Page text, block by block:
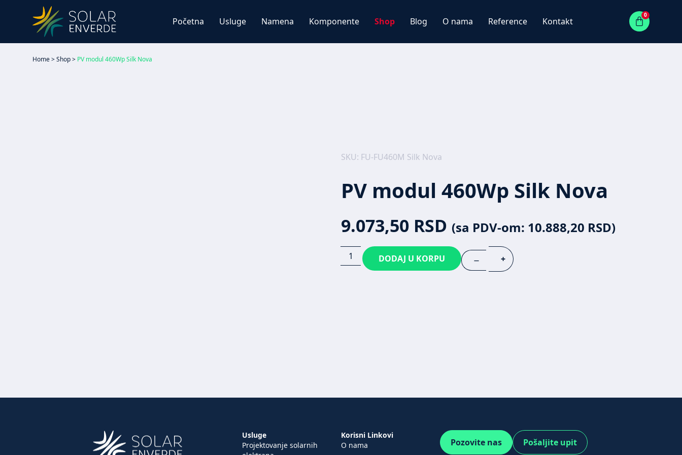
Početna Usluge Namena Komponente Shop Blog O nama Reference Kontakt
0
Home>Shop> PV modul 460Wp Silk Nova
SKU: FU-FU460M Silk Nova
PV modul 460Wp Silk Nova
9.073,50 RSD (sa PDV-om: 10.888,20 RSD)
— +
DODAJ U KORPU
Usluge
Projektovanje solarnih
Korisni Linkovi
O nama
Pozovite nas Pošaljite upit